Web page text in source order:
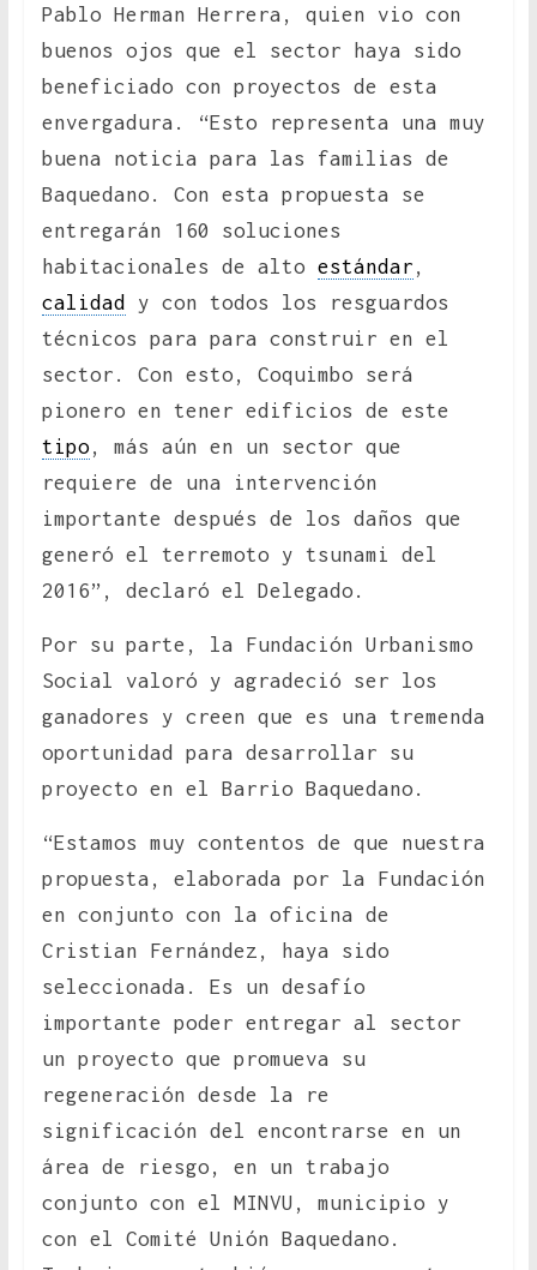
Pablo Herman Herrera, quien vio con
buenos ojos que el sector haya sido
beneficiado con proyectos de esta
envergadura. “Esto representa una muy
buena noticia para las familias de
Baquedano. Con esta propuesta se
entregarán 160 soluciones
habitacionales de alto estándar ,
calidad
y con todos los resguardos
técnicos para para construir en el
sector. Con esto, Coquimbo será
pionero en tener edificios de este
tipo, más aún en un sector que
requiere de una intervención
importante después de los daños que
generó el terremoto y tsunami del
2016”, declaró el Delegado.
Por su parte, la Fundación Urbanismo
Social valoró y agradeció ser los
ganadores y creen que es una tremenda
oportunidad para desarrollar su
proyecto en el Barrio Baquedano.
“Estamos muy contentos de que nuestra
propuesta, elaborada por la Fundación
en conjunto con la oficina de
Cristian Fernández, haya sido
seleccionada. Es un desafío
importante poder entregar al sector
un proyecto que promueva su
regeneración desde la re
significación del encontrarse en un
área de riesgo, en un trabajo
conjunto con el MINVU, municipio y
con el Comité Unión Baquedano.